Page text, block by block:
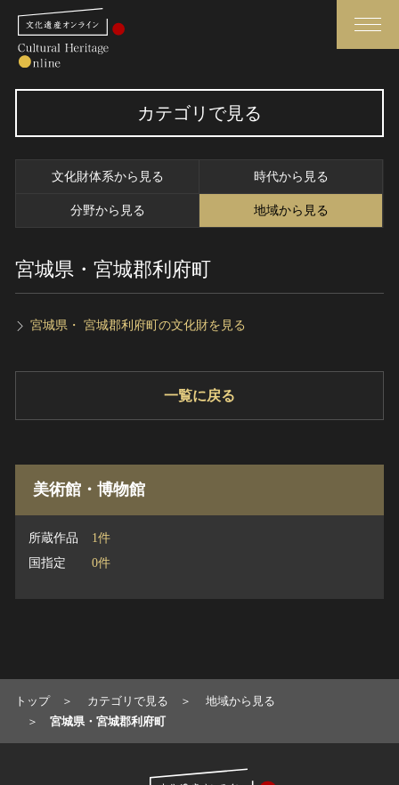
さらに詳細検索
トップ
作品一覧
カテゴリで見る
無形文化遺産
動画で見る無形の文化財
媒体資料・関連記事等
博物館、美術館の皆さまへ
文化庁よりご挨拶
関連サイトリンク
カテゴリで見る
文化財体系から見る 時代から見る
分野から見る 地域から見る
宮城県・宮城郡利府町
宮城県・ 宮城郡利府町の文化財を見る
一覧に戻る
美術館・博物館
所蔵作品
1件
国指定
0件
トップ カテゴリで見る
地域から見る
宮城県・宮城郡利府町